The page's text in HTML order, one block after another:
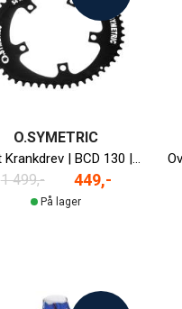
O.SYMETRIC
Ovalt Krankdrev | BCD 130 | 54T | 2x10/11-delt
1 499,- 449,-
På lager